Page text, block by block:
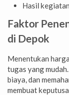
Hasil
Faktor
di Depok
Menentukan
tugas yang
biaya, dan
membuat